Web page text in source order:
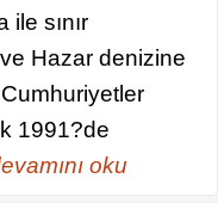
sınır
Hazar denizine
Cumhuriyetler
1991?de
oku